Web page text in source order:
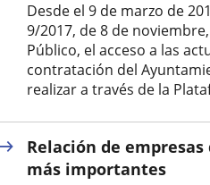
Desde el 9 de marzo de
9/2017, de 8 de
Público, el acceso a las
contratación del
realizar a través de la
Relación de
más importantes